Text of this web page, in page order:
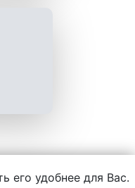
его удобнее для Вас.